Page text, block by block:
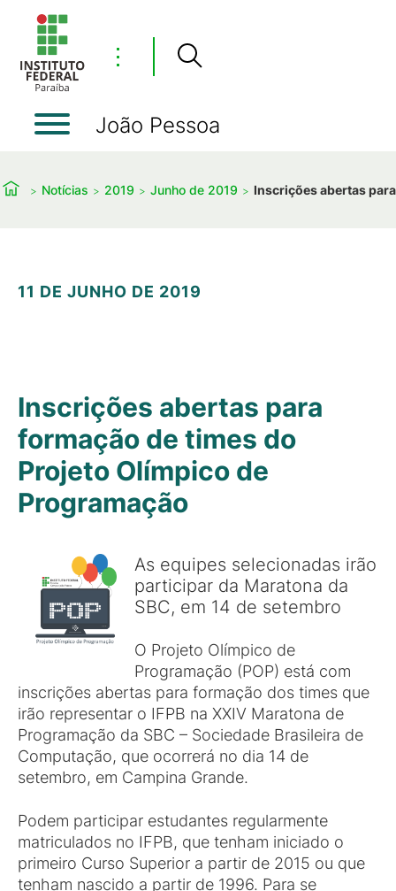
⋮
João Pessoa
Notícias 2019 Junho de 2019 Inscrições abertas
11 DE JUNHO DE 2019
Inscrições abertas para
formação de times do
Projeto Olímpico de
Programação
As equipes selecionadas irão
participar da Maratona da
SBC, em 14 de setembro
O Projeto Olímpico de
Programação (POP) está com
inscrições abertas para formação dos times que
irão representar o IFPB na XXIV Maratona de
Programação da SBC – Sociedade Brasileira de
Computação, que ocorrerá no dia 14 de
setembro, em Campina Grande.
Podem participar estudantes regularmente
matriculados no IFPB, que tenham iniciado o
primeiro Curso Superior a partir de 2015 ou que
tenham nascido a partir de 1996. Para se